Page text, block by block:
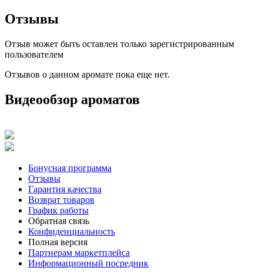
Отзывы
Отзыв может быть оставлен только зарегистрированным
пользователем
Отзывов о данном аромате пока еще нет.
Видеообзор ароматов
Бонусная программа
Отзывы
Гарантия качества
Возврат товаров
График работы
Обратная связь
Конфиденциальность
Полная версия
Партнерам маркетплейса
Информационный посредник